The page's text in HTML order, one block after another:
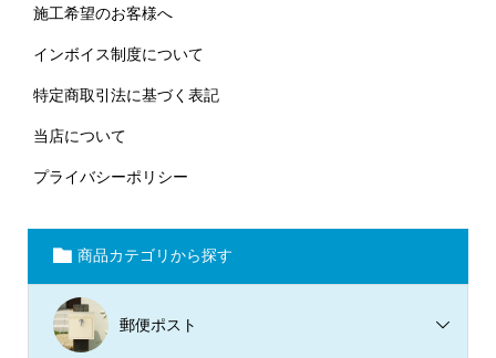
施工希望のお客様へ
インボイス制度について
特定商取引法に基づく表記
当店について
プライバシーポリシー
商品カテゴリから探す
郵便ポスト